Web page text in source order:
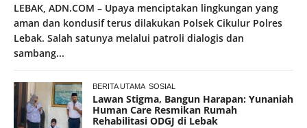
LEBAK, ADN.COM – Upaya menciptakan lingkungan yang
aman dan kondusif terus dilakukan Polsek Cikulur Polres
Lebak. Salah satunya melalui patroli dialogis dan
sambang...
BERITA UTAMA SOSIAL
Lawan Stigma, Bangun Harapan: Yunaniah
Human Care Resmikan Rumah
Rehabilitasi ODGJ di Lebak